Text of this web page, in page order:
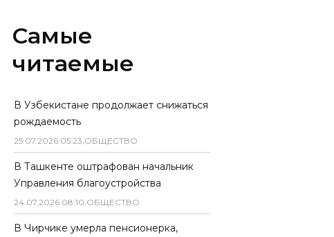
Самые
читаемые
В Узбекистане продолжает снижаться
рождаемость
25.07.2026 05:23,ОБЩЕСТВО
В Ташкенте оштрафован начальник
Управления благоустройства
24.07.2026 08:10,ОБЩЕСТВО
В Чирчике умерла пенсионерка,